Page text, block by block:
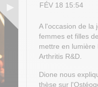
FÉV 18 15:54
A l'occasion de la
femmes et filles
mettre en lumière
Arthritis R&D.
Dione nous
thèse sur